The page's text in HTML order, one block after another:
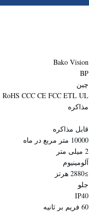
Bako Vision
BP
چین
RoHS CCC CE FCC ETL UL
مذاکره
قابل مذاکره
10000 متر مربع در ماه
2 میلی متر
آلومینیوم
≥2880 هرتز
جلو
IP40
60 فریم بر ثانیه